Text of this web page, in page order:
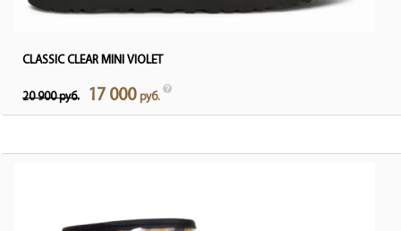
CLASSIC CLEAR MINI VIOLET
20 900 руб. 17 000 руб.